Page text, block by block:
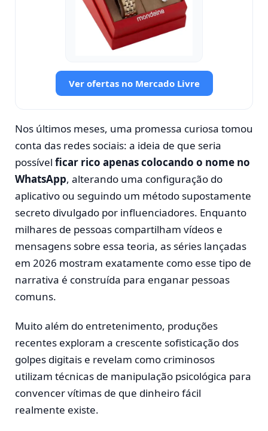
Ver ofertas no Mercado Livre
Nos últimos meses, uma promessa curiosa tomou
conta das redes sociais: a ideia de que seria
possível ficar rico apenas colocando o nome no
WhatsApp, alterando uma configuração do
aplicativo ou seguindo um método supostamente
secreto divulgado por influenciadores. Enquanto
milhares de pessoas compartilham vídeos e
mensagens sobre essa teoria, as séries lançadas
em 2026 mostram exatamente como esse tipo de
narrativa é construída para enganar pessoas
comuns.
Muito além do entretenimento, produções
recentes exploram a crescente sofisticação dos
golpes digitais e revelam como criminosos
utilizam técnicas de manipulação psicológica para
convencer vítimas de que dinheiro fácil
realmente existe.